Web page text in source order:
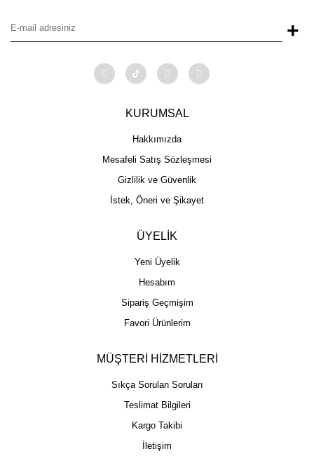
+
KURUMSAL
Hakkımızda
Mesafeli Satış Sözleşmesi
Gizlilik ve Güvenlik
İstek, Öneri ve Şikayet
ÜYELİK
Yeni Üyelik
Hesabım
Sipariş Geçmişim
Favori Ürünlerim
MÜŞTERİ HİZMETLERİ
Sıkça Sorulan Soruları
Teslimat Bilgileri
Kargo Takibi
İletişim